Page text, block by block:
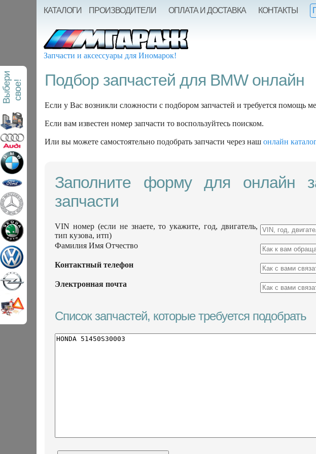
В
ы
б
е
р
и
с
в
о
е!
КАТАЛОГИ ПРОИЗВОДИТЕЛИ ОПЛАТА И ДОСТАВКА КОНТАКТЫ
Запчасти и аксессуары для Иномарок!
Подбор запчастей для BMW онлайн
Если у Вас возникли сложности с подбором запчастей и требуется помощь
Если вам известен номер запчасти то воспользуйтесь поиском.
Или вы можете самостоятельно подобрать запчасти через наш онлайн
Заполните форму для онлайн
запчасти
VIN номер (если не знаете, то укажите, год, двигатель,
тип кузова, итп)
Фамилия Имя Отчество
Контактный телефон
Электронная почта
Список запчастей, которые требуется подобрать